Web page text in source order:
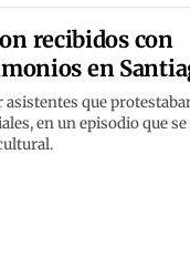
recibidos con
en
asistentes que
en un episodio que se